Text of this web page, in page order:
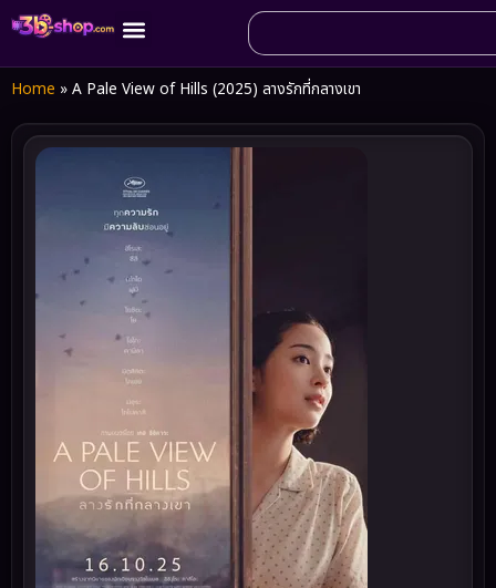
Home » A Pale View of Hills (2025) ลางรักที่กลางเขา